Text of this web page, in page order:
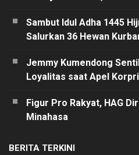
Sambut Idul Adha 1445
Salurkan 36 Hewan
Jemmy Kumendong
Loyalitas saat Apel Korpri
Figur Pro Rakyat, HAG
Minahasa
BERITA TERKINI